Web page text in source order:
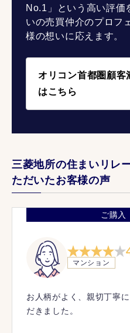
No.1」という高い評価
いの売買仲介のプロフ
様の想いに応えます。
オリコン首都圏顧客
はこちら
三菱地所の住まいリレ
ただいたお客様の声
ご購入
マンション
お人柄がよく、親切丁寧
だきました。